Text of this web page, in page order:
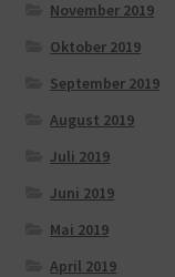
November 2019
Oktober 2019
September 2019
August 2019
Juli 2019
Juni 2019
Mai 2019
April 2019